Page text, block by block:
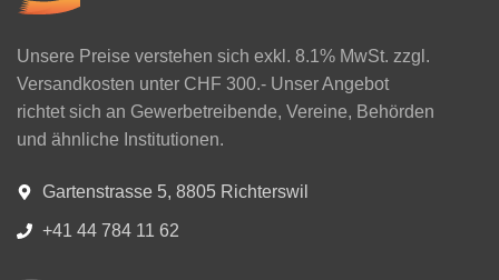
Unsere Preise verstehen sich exkl. 8.1% MwSt. zzgl.
Versandkosten unter CHF 300.- Unser Angebot
richtet sich an Gewerbetreibende, Vereine, Behörden
und ähnliche Institutionen.
Gartenstrasse 5, 8805 Richterswil
+41 44 784 11 62